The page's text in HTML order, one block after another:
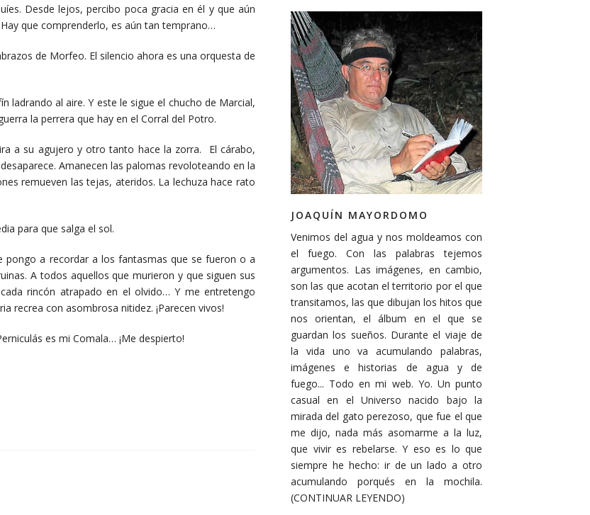
Desde lejos, percibo poca gracia en él y que aún
que comprenderlo, es aún tan temprano…
de Morfeo. El silencio ahora es una orquesta de
al aire. Y este le sigue el chucho de Marcial,
la perrera que hay en el Corral del Potro.
agujero y otro tanto hace la zorra. El cárabo,
Amanecen las palomas revoloteando en la
remueven las tejas, ateridos. La lechuza hace rato
para que salga el sol.
a recordar a los fantasmas que se fueron o a
A todos aquellos que murieron y que siguen sus
rincón atrapado en el olvido… Y me entretengo
recrea con asombrosa nitidez. ¡Parecen vivos!
es mi Comala… ¡Me despierto!
JOAQUÍN MAYORDOMO
Venimos del agua y nos moldeamos con
el fuego. Con las palabras tejemos
argumentos. Las imágenes, en cambio,
son las que acotan el territorio por el que
transitamos, las que dibujan los hitos que
nos orientan, el álbum en el que se
guardan los sueños. Durante el viaje de
la vida uno va acumulando palabras,
imágenes e historias de agua y de
fuego... Todo en mi web. Yo. Un punto
casual en el Universo nacido bajo la
mirada del gato perezoso, que fue el que
me dijo, nada más asomarme a la luz,
que vivir es rebelarse. Y eso es lo que
siempre he hecho: ir de un lado a otro
acumulando porqués en la mochila.
(CONTINUAR LEYENDO)